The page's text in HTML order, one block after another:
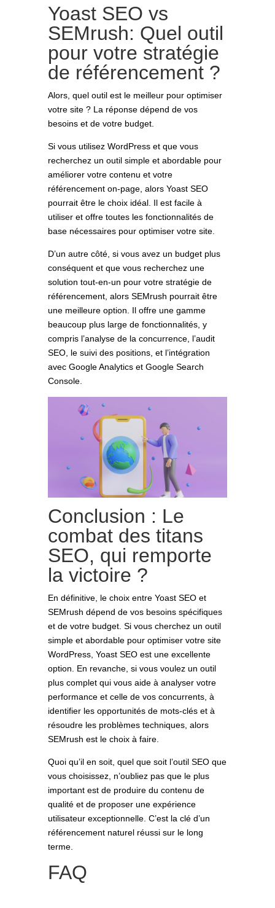
Yoast SEO vs
SEMrush: Quel outil
pour votre stratégie
de référencement ?
Alors, quel outil est le meilleur pour optimiser
votre site ? La réponse dépend de vos
besoins et de votre budget.
Si vous utilisez WordPress et que vous
recherchez un outil simple et abordable pour
améliorer votre contenu et votre
référencement on-page, alors Yoast SEO
pourrait être le choix idéal. Il est facile à
utiliser et offre toutes les fonctionnalités de
base nécessaires pour optimiser votre site.
D’un autre côté, si vous avez un budget plus
conséquent et que vous recherchez une
solution tout-en-un pour votre stratégie de
référencement, alors SEMrush pourrait être
une meilleure option. Il offre une gamme
beaucoup plus large de fonctionnalités, y
compris l’analyse de la concurrence, l’audit
SEO, le suivi des positions, et l’intégration
avec Google Analytics et Google Search
Console.
Conclusion : Le
combat des titans
SEO, qui remporte
la victoire ?
En définitive, le choix entre Yoast SEO et
SEMrush dépend de vos besoins spécifiques
et de votre budget. Si vous cherchez un outil
simple et abordable pour optimiser votre site
WordPress, Yoast SEO est une excellente
option. En revanche, si vous voulez un outil
plus complet qui vous aide à analyser votre
performance et celle de vos concurrents, à
identifier les opportunités de mots-clés et à
résoudre les problèmes techniques, alors
SEMrush est le choix à faire.
Quoi qu’il en soit, quel que soit l’outil SEO que
vous choisissez, n’oubliez pas que le plus
important est de produire du contenu de
qualité et de proposer une expérience
utilisateur exceptionnelle. C’est la clé d’un
référencement naturel réussi sur le long
terme.
FAQ